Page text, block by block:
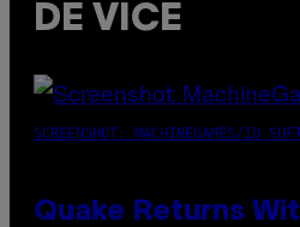
DE VICE
SCREENSHOT: MACHINEGAMES/ID
Quake Returns